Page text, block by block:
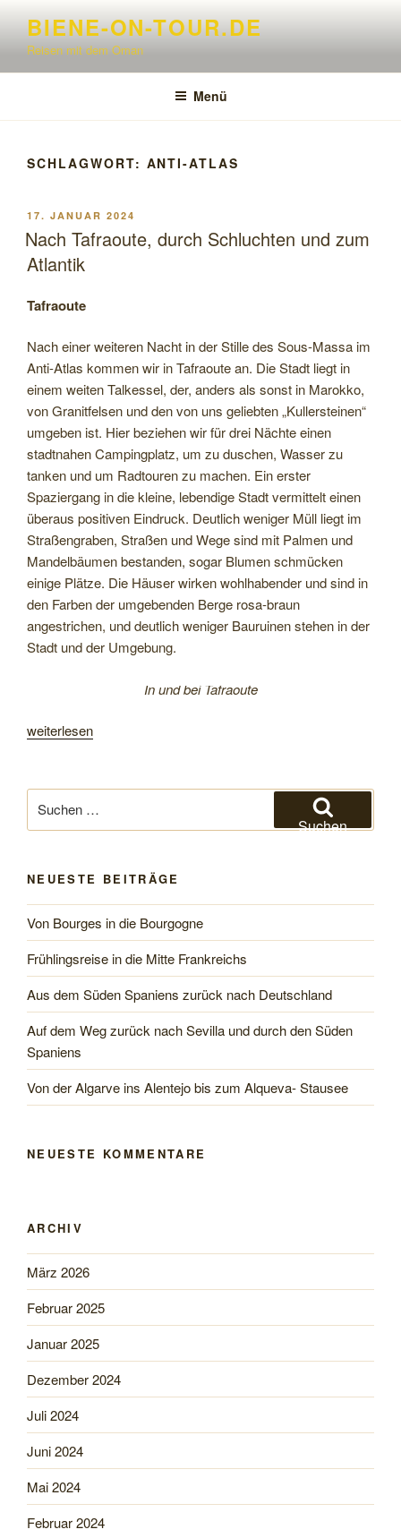
springen
BIENE-ON-TOUR.DE
Reisen mit dem Oman
Menü
SCHLAGWORT: ANTI-ATLAS
VERÖFFENTLICHT
AM
17. JANUAR 2024
Nach Tafraoute, durch Schluchten und zum
Atlantik
Tafraoute
Nach einer weiteren Nacht in der Stille des Sous-Massa im
Anti-Atlas kommen wir in Tafraoute an. Die Stadt liegt in
einem weiten Talkessel, der, anders als sonst in Marokko,
von Granitfelsen und den von uns geliebten „Kullersteinen“
umgeben ist. Hier beziehen wir für drei Nächte einen
stadtnahen Campingplatz, um zu duschen, Wasser zu
tanken und um Radtouren zu machen. Ein erster
Spaziergang in die kleine, lebendige Stadt vermittelt einen
überaus positiven Eindruck. Deutlich weniger Müll liegt im
Straßengraben, Straßen und Wege sind mit Palmen und
Mandelbäumen bestanden, sogar Blumen schmücken
einige Plätze. Die Häuser wirken wohlhabender und sind in
den Farben der umgebenden Berge rosa-braun
angestrichen, und deutlich weniger Bauruinen stehen in der
Stadt und der Umgebung.
In und bei Tafraoute
„Nach
Schluchten
und
zum
weiterlesen
nach:
Suchen
NEUESTE BEITRÄGE
Von Bourges in die Bourgogne
Frühlingsreise in die Mitte Frankreichs
Aus dem Süden Spaniens zurück nach Deutschland
Auf dem Weg zurück nach Sevilla und durch den Süden
Spaniens
Von der Algarve ins Alentejo bis zum Alqueva- Stausee
NEUESTE KOMMENTARE
ARCHIV
März 2026
Februar 2025
Januar 2025
Dezember 2024
Juli 2024
Juni 2024
Mai 2024
Februar 2024